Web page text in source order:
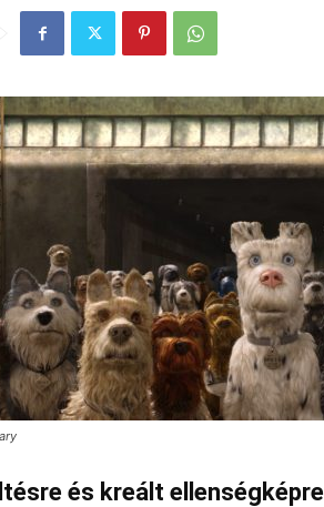
és kreált